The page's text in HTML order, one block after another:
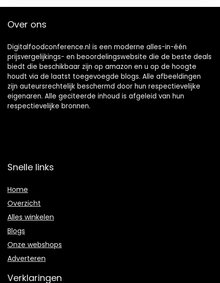
Over ons
Digitalfoodconference.nl is een moderne alles-in-één
prijsvergelijkings- en beoordelingswebsite die de beste deals
biedt die beschikbaar zijn op amazon en u op de hoogte
houdt via de laatst toegevoegde blogs. Alle afbeeldingen
zijn auteursrechtelijk beschermd door hun respectievelijke
eigenaren. Alle geciteerde inhoud is afgeleid van hun
respectievelijke bronnen.
Snelle links
Home
Overzicht
Alles winkelen
Blogs
Onze webshops
Adverteren
Verklaringen